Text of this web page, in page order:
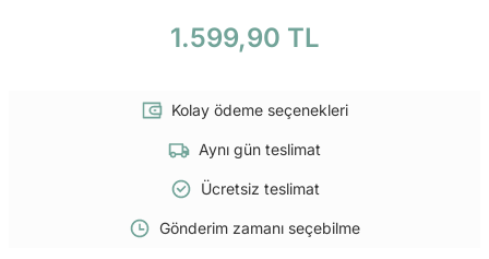
1.599,90 TL
Kolay ödeme seçenekleri
Aynı gün teslimat
Ücretsiz teslimat
Gönderim zamanı seçebilme